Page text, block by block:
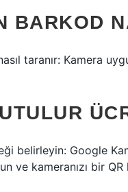
BARKOD
taranır: Kamera
belirleyin: Google
ve kameranızı bir